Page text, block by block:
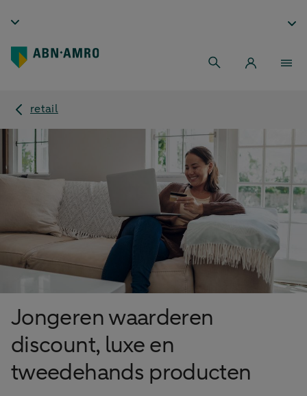
retail
Jongeren waarderen
discount, luxe en
tweedehands producten